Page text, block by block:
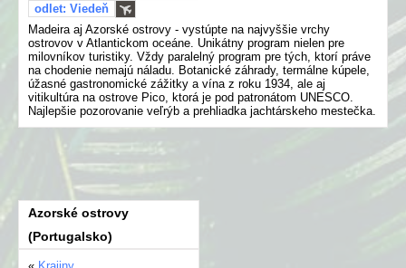
odlet: Viedeň
Madeira aj Azorské ostrovy - vystúpte na najvyššie vrchy
ostrovov v Atlantickom oceáne. Unikátny program nielen pre
milovníkov turistiky. Vždy paralelný program pre tých, ktorí práve
na chodenie nemajú náladu. Botanické záhrady, termálne kúpele,
úžasné gastronomické zážitky a vína z roku 1934, ale aj
vitikultúra na ostrove Pico, ktorá je pod patronátom UNESCO.
Najlepšie pozorovanie veľrýb a prehliadka jachtárskeho mestečka.
Azorské ostrovy
(Portugalsko)